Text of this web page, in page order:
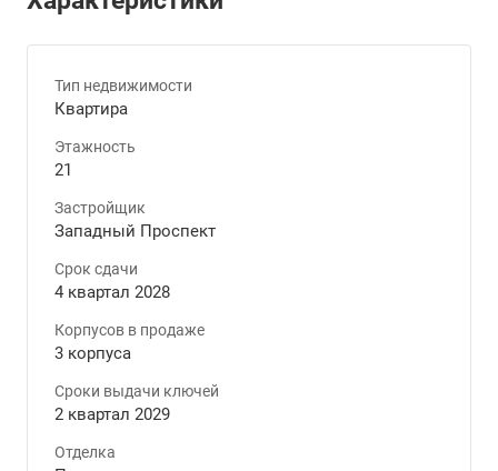
Тип недвижимости
Квартира
Этажность
21
Застройщик
Западный Проспект
Срок сдачи
4 квартал 2028
Корпусов в продаже
3 корпуса
Сроки выдачи ключей
2 квартал 2029
Отделка